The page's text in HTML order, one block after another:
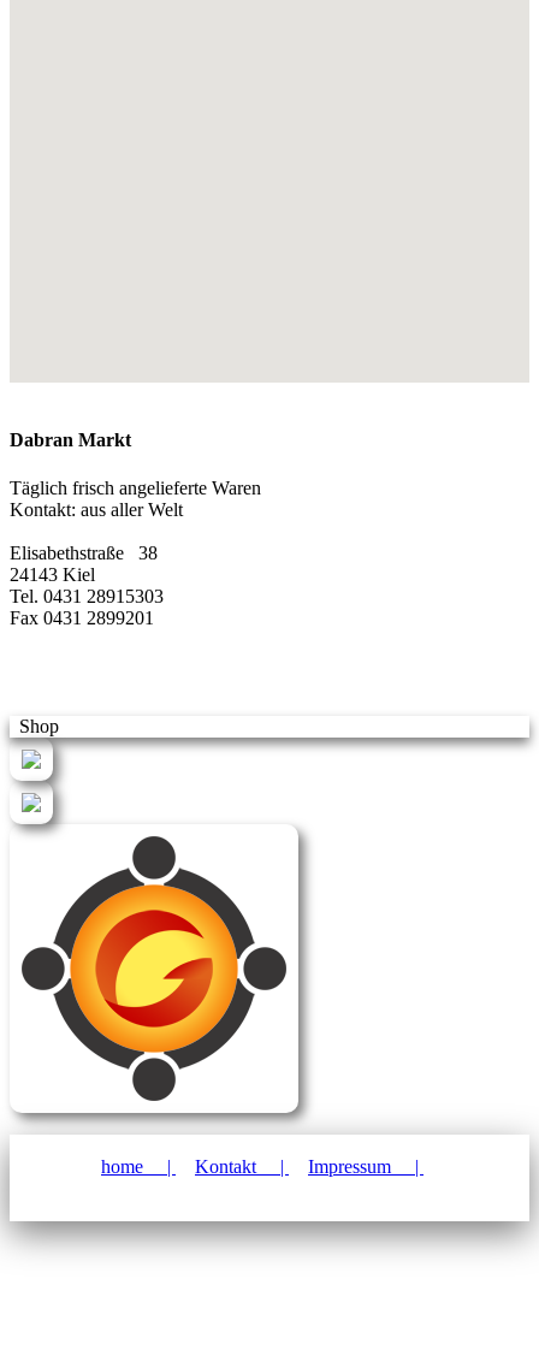
Dabran Markt
Täglich frisch angelieferte Waren
Kontakt: aus aller Welt
Elisabethstraße 38
24143 Kiel
Tel. 0431 28915303
Fax 0431 2899201
Shop
home | Kontakt | Impressum |